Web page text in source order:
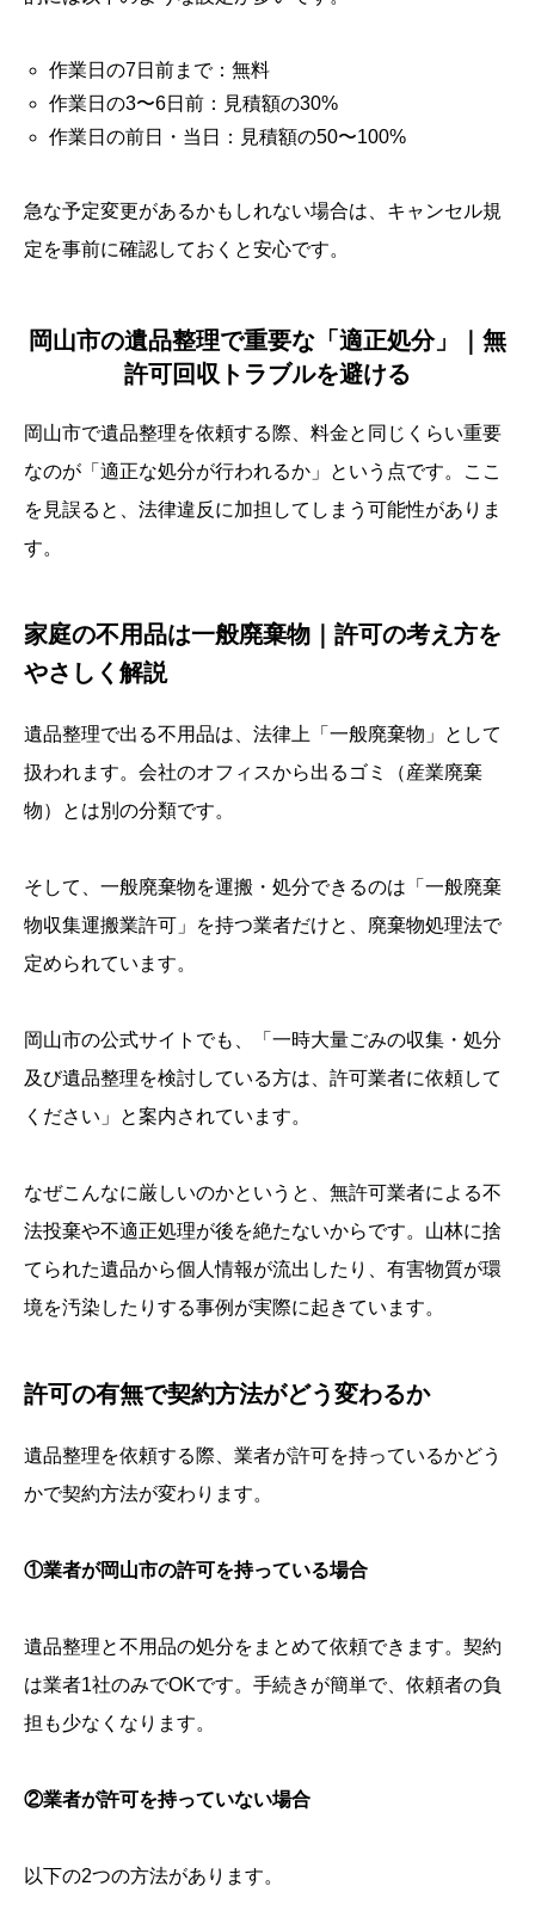
作業日の7日前まで：無料
作業日の3〜6日前：見積額の30%
作業日の前日・当日：見積額の50〜100%
急な予定変更があるかもしれない場合は、キャンセル規
定を事前に確認しておくと安心です。
岡山市の遺品整理で重要な「適正処分」｜無
許可回収トラブルを避ける
岡山市で遺品整理を依頼する際、料金と同じくらい重要
なのが「適正な処分が行われるか」という点です。ここ
を見誤ると、法律違反に加担してしまう可能性がありま
す。
家庭の不用品は一般廃棄物｜許可の考え方を
やさしく解説
遺品整理で出る不用品は、法律上「一般廃棄物」として
扱われます。会社のオフィスから出るゴミ（産業廃棄
物）とは別の分類です。
そして、一般廃棄物を運搬・処分できるのは「一般廃棄
物収集運搬業許可」を持つ業者だけと、廃棄物処理法で
定められています。
岡山市の公式サイトでも、「一時大量ごみの収集・処分
及び遺品整理を検討している方は、許可業者に依頼して
ください」と案内されています。
なぜこんなに厳しいのかというと、無許可業者による不
法投棄や不適正処理が後を絶たないからです。山林に捨
てられた遺品から個人情報が流出したり、有害物質が環
境を汚染したりする事例が実際に起きています。
許可の有無で契約方法がどう変わるか
遺品整理を依頼する際、業者が許可を持っているかどう
かで契約方法が変わります。
①業者が岡山市の許可を持っている場合
遺品整理と不用品の処分をまとめて依頼できます。契約
は業者1社のみでOKです。手続きが簡単で、依頼者の負
担も少なくなります。
②業者が許可を持っていない場合
以下の2つの方法があります。